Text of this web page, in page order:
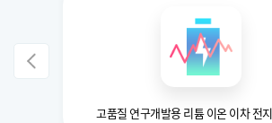
고품질 연구개발용 리튬 이온 이차 전